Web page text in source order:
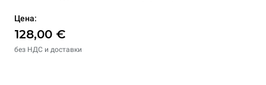
Цена:
128,00 €
без НДС и доставки